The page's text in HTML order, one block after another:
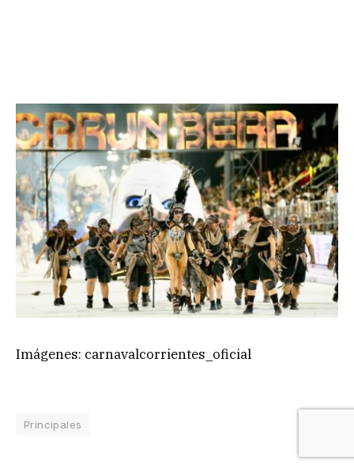
Imágenes: carnavalcorrientes_oficial
Principales